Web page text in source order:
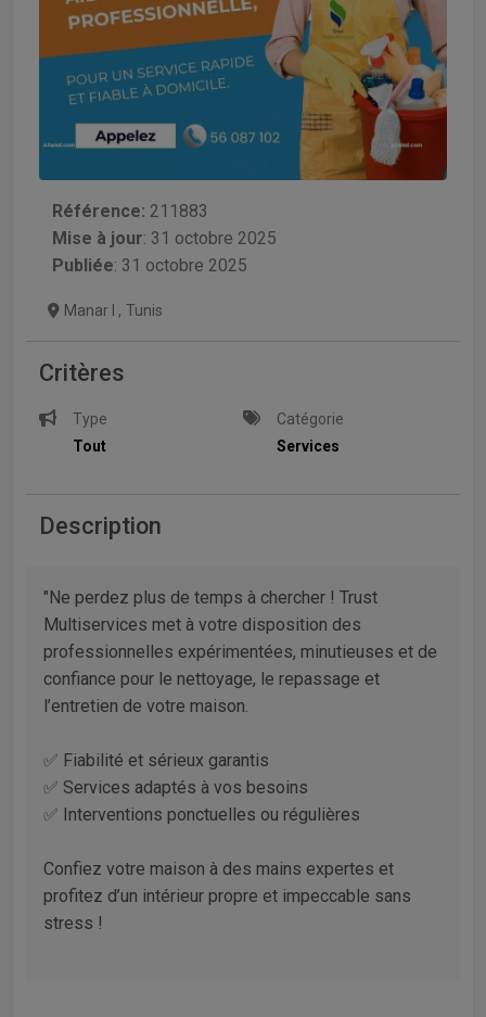
Référence: 211883
Mise à jour: 31 octobre 2025
Publiée: 31 octobre 2025
Manar I , Tunis
Critères
Type
Tout
Catégorie
Services
Description
"Ne perdez plus de temps à chercher ! Trust
Multiservices met à votre disposition des
professionnelles expérimentées, minutieuses et de
confiance pour le nettoyage, le repassage et
l’entretien de votre maison.
✅ Fiabilité et sérieux garantis
✅ Services adaptés à vos besoins
✅ Interventions ponctuelles ou régulières
Confiez votre maison à des mains expertes et
profitez d’un intérieur propre et impeccable sans
stress !